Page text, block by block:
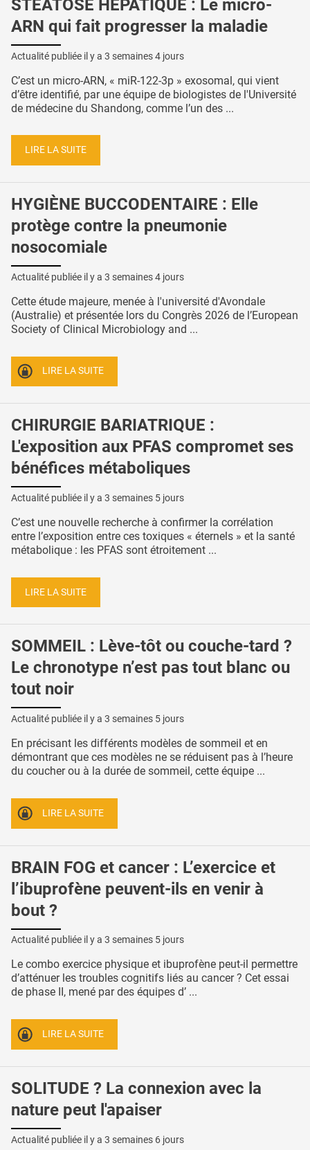
STÉATOSE HÉPATIQUE : Le micro-
ARN qui fait progresser la maladie
Actualité publiée il y a 3 semaines 4 jours
C’est un micro-ARN, « miR-122-3p » exosomal, qui vient
d’être identifié, par une équipe de biologistes de l'Université
de médecine du Shandong, comme l’un des ...
LIRE LA SUITE
HYGIÈNE BUCCODENTAIRE : Elle
protège contre la pneumonie
nosocomiale
Actualité publiée il y a 3 semaines 4 jours
Cette étude majeure, menée à l'université d'Avondale
(Australie) et présentée lors du Congrès 2026 de l’European
Society of Clinical Microbiology and ...
LIRE LA SUITE
CHIRURGIE BARIATRIQUE :
L'exposition aux PFAS compromet ses
bénéfices métaboliques
Actualité publiée il y a 3 semaines 5 jours
C’est une nouvelle recherche à confirmer la corrélation
entre l’exposition entre ces toxiques « éternels » et la santé
métabolique : les PFAS sont étroitement ...
LIRE LA SUITE
SOMMEIL : Lève-tôt ou couche-tard ?
Le chronotype n’est pas tout blanc ou
tout noir
Actualité publiée il y a 3 semaines 5 jours
En précisant les différents modèles de sommeil et en
démontrant que ces modèles ne se réduisent pas à l’heure
du coucher ou à la durée de sommeil, cette équipe ...
LIRE LA SUITE
BRAIN FOG et cancer : L’exercice et
l’ibuprofène peuvent-ils en venir à
bout ?
Actualité publiée il y a 3 semaines 5 jours
Le combo exercice physique et ibuprofène peut-il permettre
d’atténuer les troubles cognitifs liés au cancer ? Cet essai
de phase II, mené par des équipes d’ ...
LIRE LA SUITE
SOLITUDE ? La connexion avec la
nature peut l'apaiser
Actualité publiée il y a 3 semaines 6 jours